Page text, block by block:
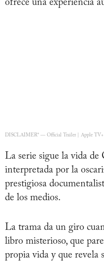
ofrece una experiencia
DISCLAIMER* — Official Trailer | Apple TV+
La serie sigue la vida
interpretada por la
prestigiosa
de los medios.
La trama da un giro
libro misterioso, que
propia vida y que revela